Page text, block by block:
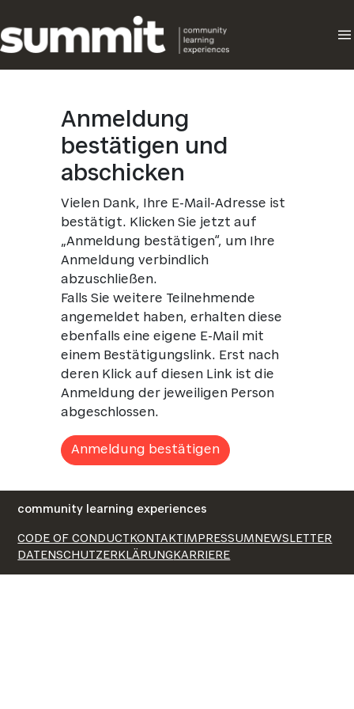
zum
Inhalt
Anmeldung
bestätigen und
abschicken
Vielen Dank, Ihre E-Mail-Adresse ist
bestätigt. Klicken Sie jetzt auf
„Anmeldung bestätigen“, um Ihre
Anmeldung verbindlich
abzuschließen.
Falls Sie weitere Teilnehmende
angemeldet haben, erhalten diese
ebenfalls eine eigene E-Mail mit
einem Bestätigungslink. Erst nach
deren Klick auf diesen Link ist die
Anmeldung der jeweiligen Person
abgeschlossen.
Anmeldung bestätigen
community learning experiences
CODE OF CONDUCT KONTAKT IMPRESSUM NEWSLETTER
DATENSCHUTZERKLÄRUNG KARRIERE